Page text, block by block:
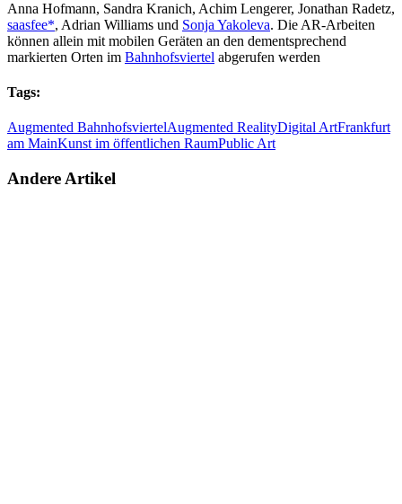
Anna Hofmann, Sandra Kranich, Achim Lengerer, Jonathan Radetz,
saasfee*, Adrian Williams und Sonja Yakoleva. Die AR-Arbeiten
können allein mit mobilen Geräten an den dementsprechend
markierten Orten im Bahnhofsviertel abgerufen werden
Tags:
Augmented BahnhofsviertelAugmented RealityDigital ArtFrankfurt
am MainKunst im öffentlichen RaumPublic Art
Andere Artikel